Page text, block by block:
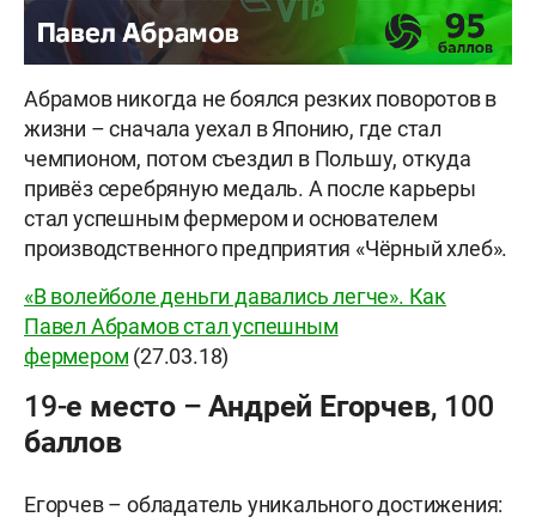
Абрамов никогда не боялся резких поворотов в
жизни – сначала уехал в Японию, где стал
чемпионом, потом съездил в Польшу, откуда
привёз серебряную медаль. А после карьеры
стал успешным фермером и основателем
производственного предприятия «Чёрный хлеб».
«В волейболе деньги давались легче». Как
Павел Абрамов стал успешным
фермером (27.03.18)
19-е место – Андрей Егорчев, 100
баллов
Егорчев – обладатель уникального достижения: